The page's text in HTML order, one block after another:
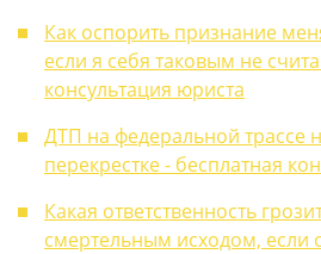
Как оспорить признание
если я себя таковым не
консультация юриста
ДТП на федеральной трассе
перекрестке - бесплатная
Какая ответственность
смертельным исходом, если